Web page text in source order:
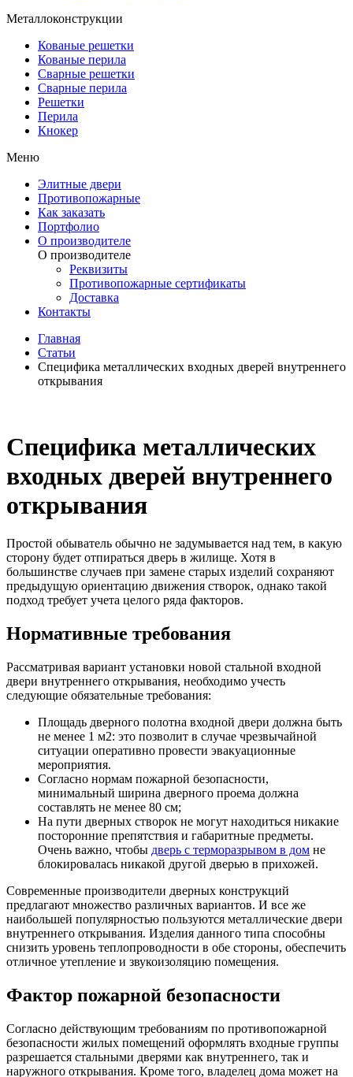
Металлоконструкции
Кованые решетки
Кованые перила
Сварные решетки
Сварные перила
Решетки
Перила
Кнокер
Меню
Элитные двери
Противопожарные
Как заказать
Портфолио
О производителе
О производителе
Реквизиты
Противопожарные сертификаты
Доставка
Контакты
Главная
Статьи
Специфика металлических входных дверей внутреннего
открывания
Специфика металлических
входных дверей внутреннего
открывания
Простой обыватель обычно не задумывается над тем, в какую
сторону будет отпираться дверь в жилище. Хотя в
большинстве случаев при замене старых изделий сохраняют
предыдущую ориентацию движения створок, однако такой
подход требует учета целого ряда факторов.
Нормативные требования
Рассматривая вариант установки новой стальной входной
двери внутреннего открывания, необходимо учесть
следующие обязательные требования:
Площадь дверного полотна входной двери должна быть
не менее 1 м2: это позволит в случае чрезвычайной
ситуации оперативно провести эвакуационные
мероприятия.
Согласно нормам пожарной безопасности,
минимальный ширина дверного проема должна
составлять не менее 80 см;
На пути дверных створок не могут находиться никакие
посторонние препятствия и габаритные предметы.
Очень важно, чтобы дверь с терморазрывом в дом не
блокировалась никакой другой дверью в прихожей.
Современные производители дверных конструкций
предлагают множество различных вариантов. И все же
наибольшей популярностью пользуются металлические двери
внутреннего открывания. Изделия данного типа способны
снизить уровень теплопроводности в обе стороны, обеспечить
отличное утепление и звукоизоляцию помещения.
Фактор пожарной безопасности
Согласно действующим требованиям по противопожарной
безопасности жилых помещений оформлять входные группы
разрешается стальными дверями как внутреннего, так и
наружного открывания. Кроме того, владелец дома может на